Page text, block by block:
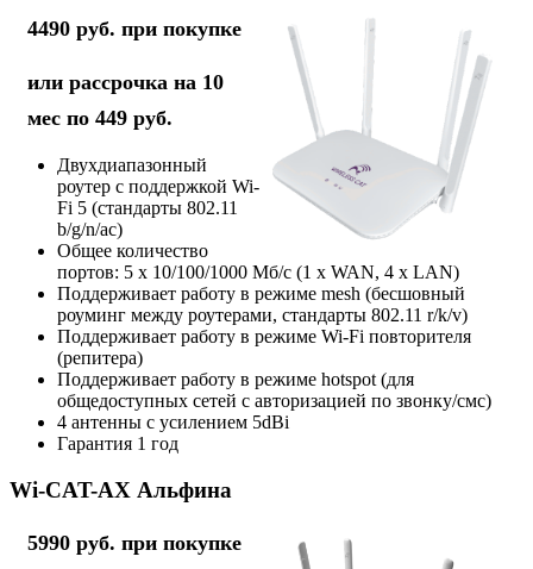
4490 руб. при покупке
или рассрочка на 10
мес по 449 руб.
Двухдиапазонный
роутер с поддержкой Wi-
Fi 5 (стандарты 802.11
b/g/n/ac)
Общее количество
портов: 5 х 10/100/1000 Мб/с (1 x WAN, 4 x LAN)
Поддерживает работу в режиме mesh (бесшовный
роуминг между роутерами, стандарты 802.11 r/k/v)
Поддерживает работу в режиме Wi-Fi повторителя
(репитера)
Поддерживает работу в режиме hotspot (для
общедоступных сетей с авторизацией по звонку/смс)
4 антенны с усилением 5dBi
Гарантия 1 год
Wi-CAT-AX Альфина
5990 руб. при покупке